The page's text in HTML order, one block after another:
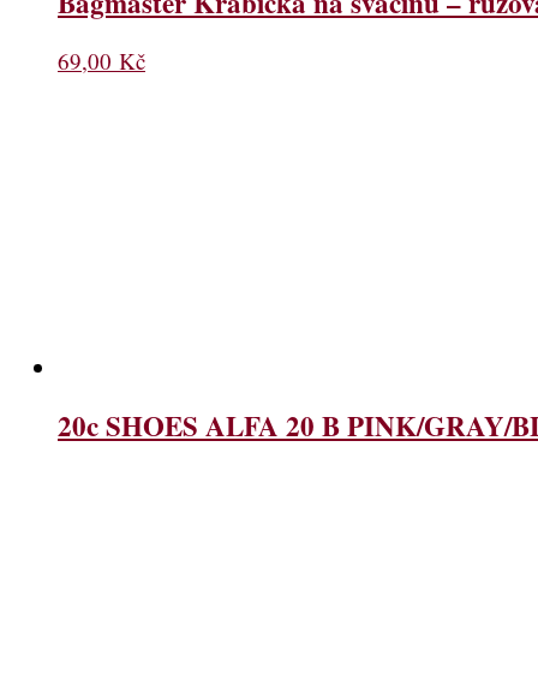
69,00 Kč
20c SHOES ALFA 20 B PINK/GRAY/